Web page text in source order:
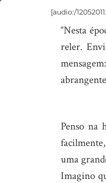
Todos
[audio:/
“Nesta
reler.
Penso na
uma
Imagino